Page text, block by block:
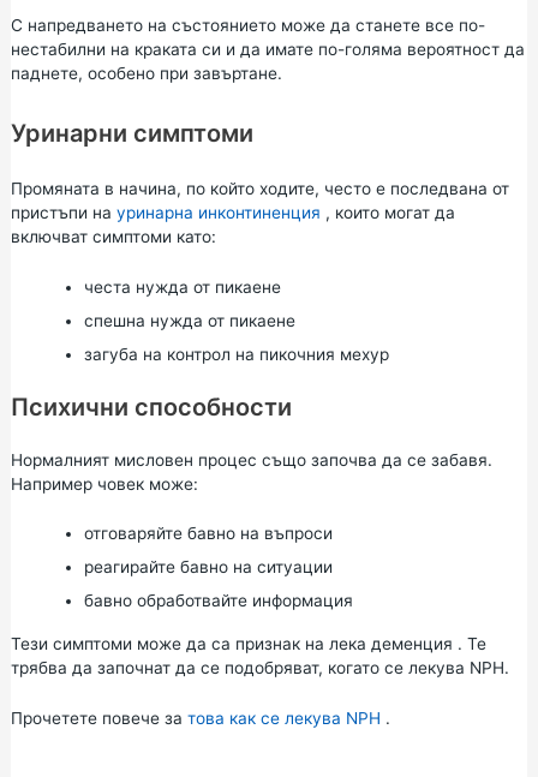
С напредването на състоянието може да станете все по-
нестабилни на краката си и да имате по-голяма вероятност да
паднете, особено при завъртане.
Уринарни симптоми
Промяната в начина, по който ходите, често е последвана от
пристъпи на уринарна инконтиненция , които могат да
включват симптоми като:
честа нужда от пикаене
спешна нужда от пикаене
загуба на контрол на пикочния мехур
Психични способности
Нормалният мисловен процес също започва да се забавя.
Например човек може:
отговаряйте бавно на въпроси
реагирайте бавно на ситуации
бавно обработвайте информация
Тези симптоми може да са признак на лека деменция . Те
трябва да започнат да се подобряват, когато се лекува NPH.
Прочетете повече за това как се лекува NPH .